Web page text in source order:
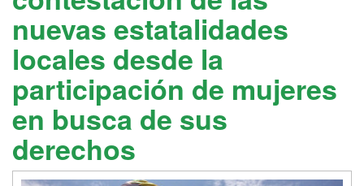
nuevas estatalidades
locales desde la
participación de mujeres
en busca de sus
derechos